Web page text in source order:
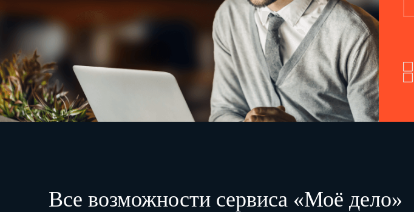
Все возможности сервиса «Моё дело»